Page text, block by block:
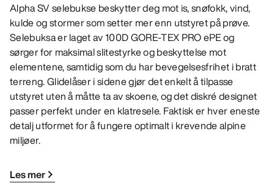
Alpha SV selebukse beskytter deg mot is, snøfokk, vind,
kulde og stormer som setter mer enn utstyret på prøve.
Selebuksa er laget av 100D GORE-TEX PRO ePE og
sørger for maksimal slitestyrke og beskyttelse mot
elementene, samtidig som du har bevegelsesfrihet i bratt
terreng. Glidelåser i sidene gjør det enkelt å tilpasse
utstyret uten å måtte ta av skoene, og det diskré designet
passer perfekt under en klatresele. Faktisk er hver eneste
detalj utformet for å fungere optimalt i krevende alpine
miljøer.
Les mer